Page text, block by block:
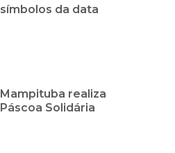
símbolos da data
Mampituba realiza
Páscoa Solidária